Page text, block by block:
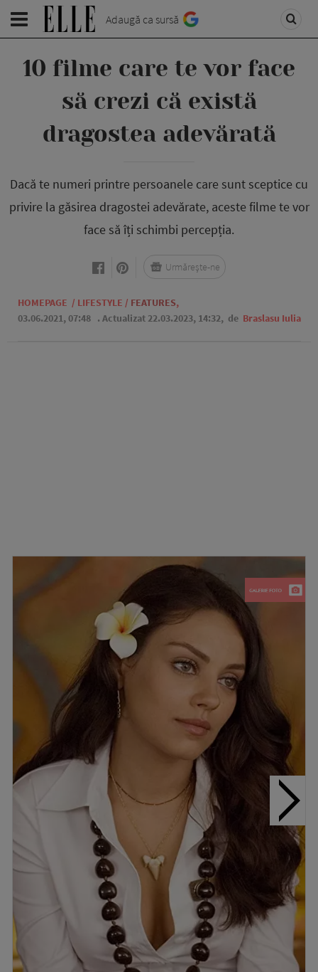
Adaugă ca sursă
10 filme care te vor face
să crezi că există
dragostea adevărată
Dacă te numeri printre persoanele care sunt sceptice cu
privire la găsirea dragostei adevărate, aceste filme te vor
face să îți schimbi percepția.
HOMEPAGE / LIFESTYLE / FEATURES,
03.06.2021, 07:48 . Actualizat 22.03.2023, 14:32, de Braslasu Iulia
Urmărește-ne